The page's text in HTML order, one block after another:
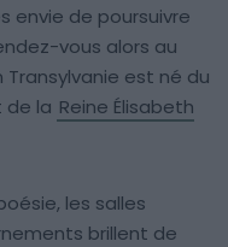
envie de poursuivre
vous alors au
est né du
de la Reine Élisabeth
les salles
brillent de